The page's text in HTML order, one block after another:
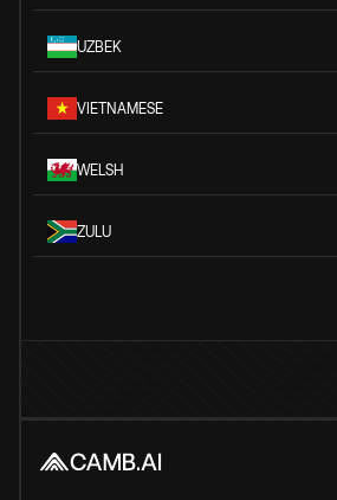
UZBEK
VIETNAMESE
WELSH
ZULU